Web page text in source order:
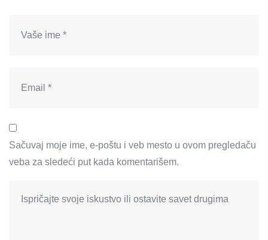
Sačuvaj moje ime, e-poštu i veb mesto u ovom pregledaču
veba za sledeći put kada komentarišem.